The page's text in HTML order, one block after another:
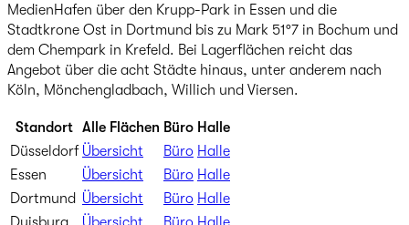
MedienHafen über den Krupp-Park in Essen und die
Stadtkrone Ost in Dortmund bis zu Mark 51°7 in Bochum und
dem Chempark in Krefeld. Bei Lagerflächen reicht das
Angebot über die acht Städte hinaus, unter anderem nach
Köln, Mönchengladbach, Willich und Viersen.
Standort Alle Flächen Büro Halle
Düsseldorf Übersicht Büro Halle
Essen
Übersicht Büro Halle
Dortmund Übersicht Büro Halle